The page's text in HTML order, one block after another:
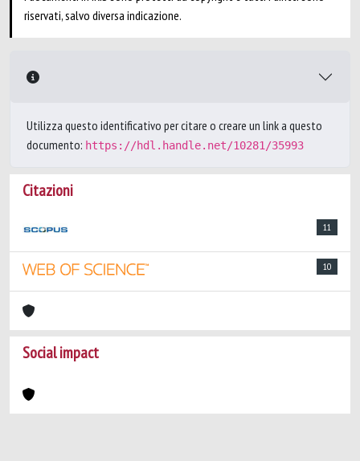
riservati, salvo diversa indicazione.
Utilizza questo identificativo per citare o creare un link a questo
documento: https://hdl.handle.net/10281/35993
Citazioni
11
10
Social impact